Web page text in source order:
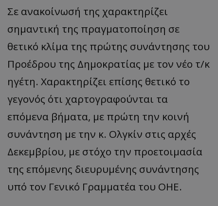
Σε ανακοίνωσή της χαρακτηρίζει
σημαντική της πραγματοποίηση σε
θετικό κλίμα της πρώτης συνάντησης του
Προέδρου της Δημοκρατίας με τον νέο τ/κ
ηγέτη. Χαρακτηρίζει επίσης θετικό το
γεγονός ότι χαρτογραφούνται τα
επόμενα βήματα, με πρώτη την κοινή
συνάντηση με την κ. Ολγκίν στις αρχές
Δεκεμβρίου, με στόχο την προετοιμασία
της επόμενης διευρυμένης συνάντησης
υπό τον Γενικό Γραμματέα του ΟΗΕ.